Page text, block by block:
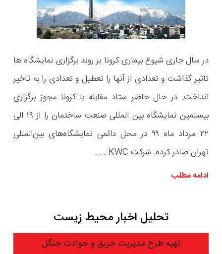
در سال جاری شیوع بیماری کرونا بر روند برگزاری نمایشگاه ها
تاثیر گذاشت و تعدادی از آنها را تعطیل و تعدادی را به تاخیر
انداخت. در حال حاضر ستاد مقابله با کرونا مجوز برگزاری
بیستمین نمایشگاه بین المللی صنعت ساختمان را از ۱۹ الی
۲۲ مرداد ماه ۹۹ در محل دائمی نمایشگاه‌های بین‌المللی
تهران صادر کرده. شرکت KWC . . .
ادامه مطلب
تحلیل اخبار محیط زیست
تهیه طرح مدیریت حریق و حوادث جنگل